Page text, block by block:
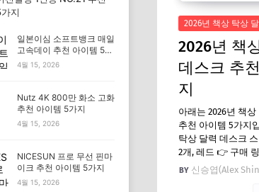
2026년 책상 탁상
2026년 책
데스크 추
지
아래는 2026년 책
추천 아이템 5가지
탁상 달력 데스크
2개, 레드 👉 구매
신승엽(Alex
지
일본이심 소프트뱅크 매일
고속데이 추천 아이템 5가
지
4월 15, 2026
Nutz 4K 800만 화소 고화
추천 아이템 5가지
4월 15, 2026
NICESUN 프로 무선 핀마
이크 추천 아이템 5가지
4월 15, 2026